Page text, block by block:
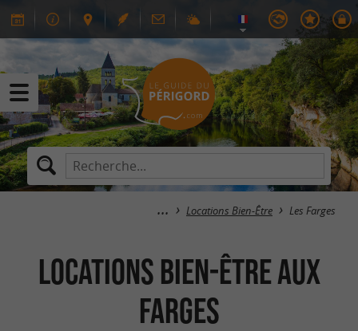
Locations Bien-Être Les Farges
Locations Bien-Être aux
Farges